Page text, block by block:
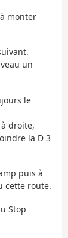
monter
un
le
droite,
la D 3
puis à
cette route.
Stop